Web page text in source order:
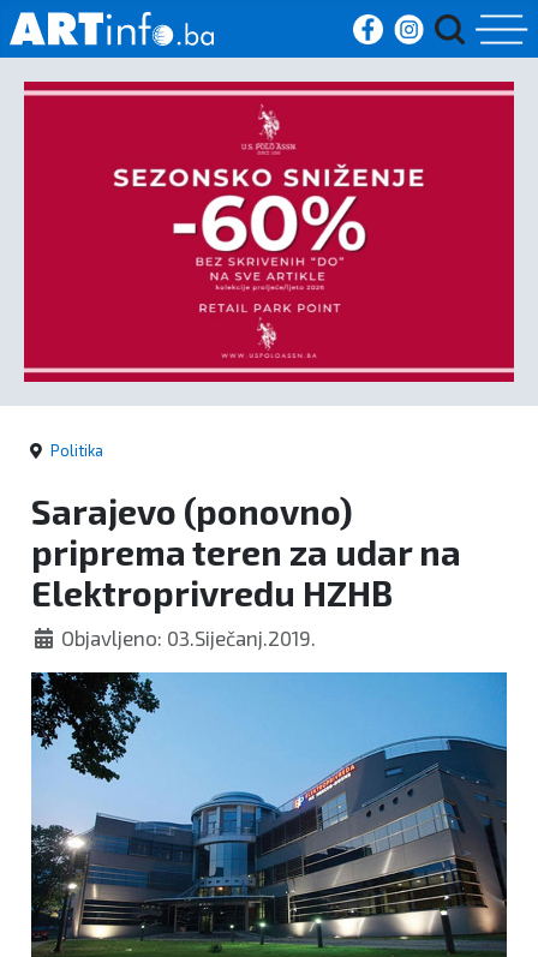
Početna
Vijesti
Crna
kronika
Politika
Zanimljivosti
Politika
Sarajevo (ponovno)
priprema teren za udar na
Elektroprivredu HZHB
Objavljeno: 03.Siječanj.2019.